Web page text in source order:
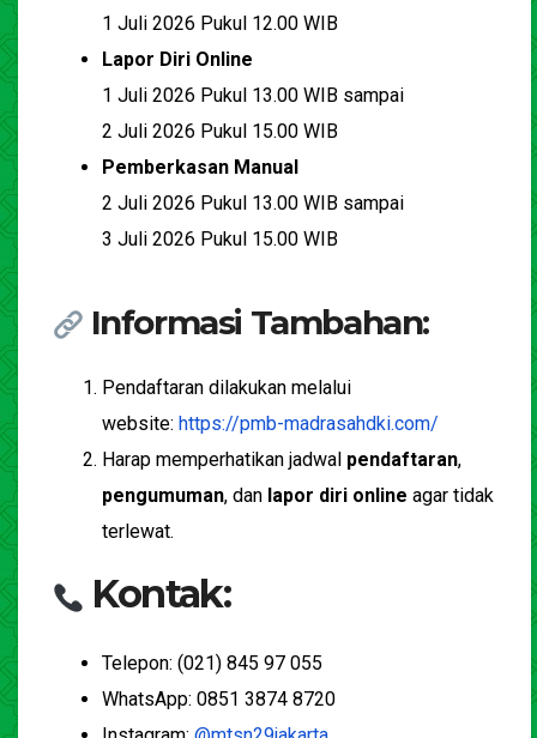
1 Juli 2026 Pukul 12.00 WIB
Lapor Diri Online
1 Juli 2026 Pukul 13.00 WIB sampai
2 Juli 2026 Pukul 15.00 WIB
Pemberkasan Manual
2 Juli 2026 Pukul 13.00 WIB sampai
3 Juli 2026 Pukul 15.00 WIB
Informasi Tambahan:
Pendaftaran dilakukan melalui
website: https://pmb-madrasahdki.com/
Harap memperhatikan jadwal pendaftaran,
pengumuman, dan lapor diri online agar tidak
terlewat.
Kontak:
Telepon: (021) 845 97 055
WhatsApp: 0851 3874 8720